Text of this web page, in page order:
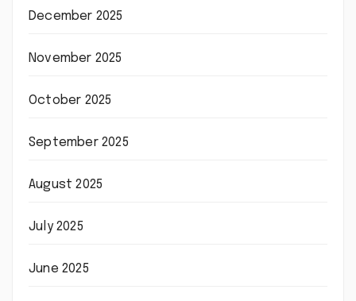
December 2025
November 2025
October 2025
September 2025
August 2025
July 2025
June 2025